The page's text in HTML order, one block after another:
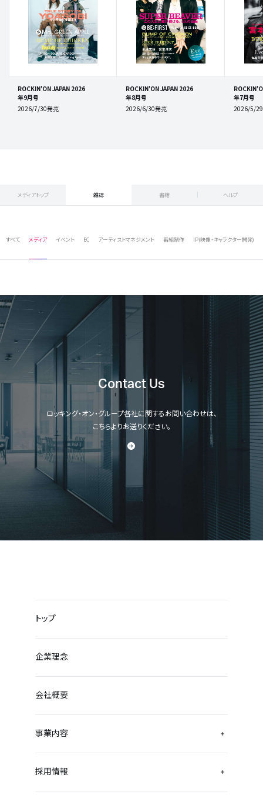
ROCKIN'ON JAPAN 2026
年9月号
2026/7/30発売
ROCKIN'ON JAPAN 2026
年8月号
2026/6/30発売
年7月号
2026/5/
メディアトップ 雑誌 書籍 ヘルプ
すべて メディア イベント EC アーティストマネジメント 番組制作 IP(映像・キャラクター開発)
Contact Us
ロッキング・オン・グループ各社に関するお問い合わせは、
こちらよりお送りください。
トップ
企業理念
会社概要
事業内容
採用情報